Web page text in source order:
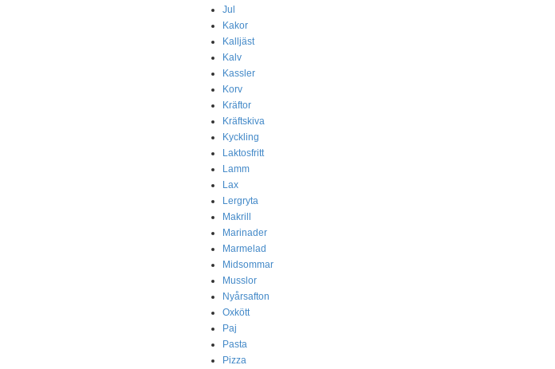
Jul
Kakor
Kalljäst
Kalv
Kassler
Korv
Kräftor
Kräftskiva
Kyckling
Laktosfritt
Lamm
Lax
Lergryta
Makrill
Marinader
Marmelad
Midsommar
Musslor
Nyårsafton
Oxkött
Paj
Pasta
Pizza